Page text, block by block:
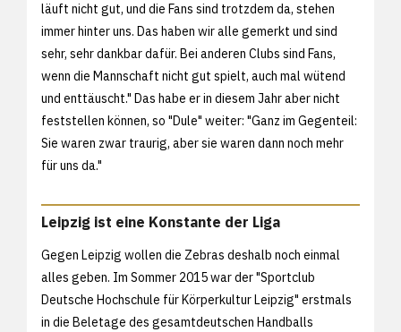
läuft nicht gut, und die Fans sind trotzdem da, stehen
immer hinter uns. Das haben wir alle gemerkt und sind
sehr, sehr dankbar dafür. Bei anderen Clubs sind Fans,
wenn die Mannschaft nicht gut spielt, auch mal wütend
und enttäuscht." Das habe er in diesem Jahr aber nicht
feststellen können, so "Dule" weiter: "Ganz im Gegenteil:
Sie waren zwar traurig, aber sie waren dann noch mehr
für uns da."
Leipzig ist eine Konstante der Liga
Gegen Leipzig wollen die Zebras deshalb noch einmal
alles geben. Im Sommer 2015 war der "Sportclub
Deutsche Hochschule für Körperkultur Leipzig" erstmals
in die Beletage des gesamtdeutschen Handballs